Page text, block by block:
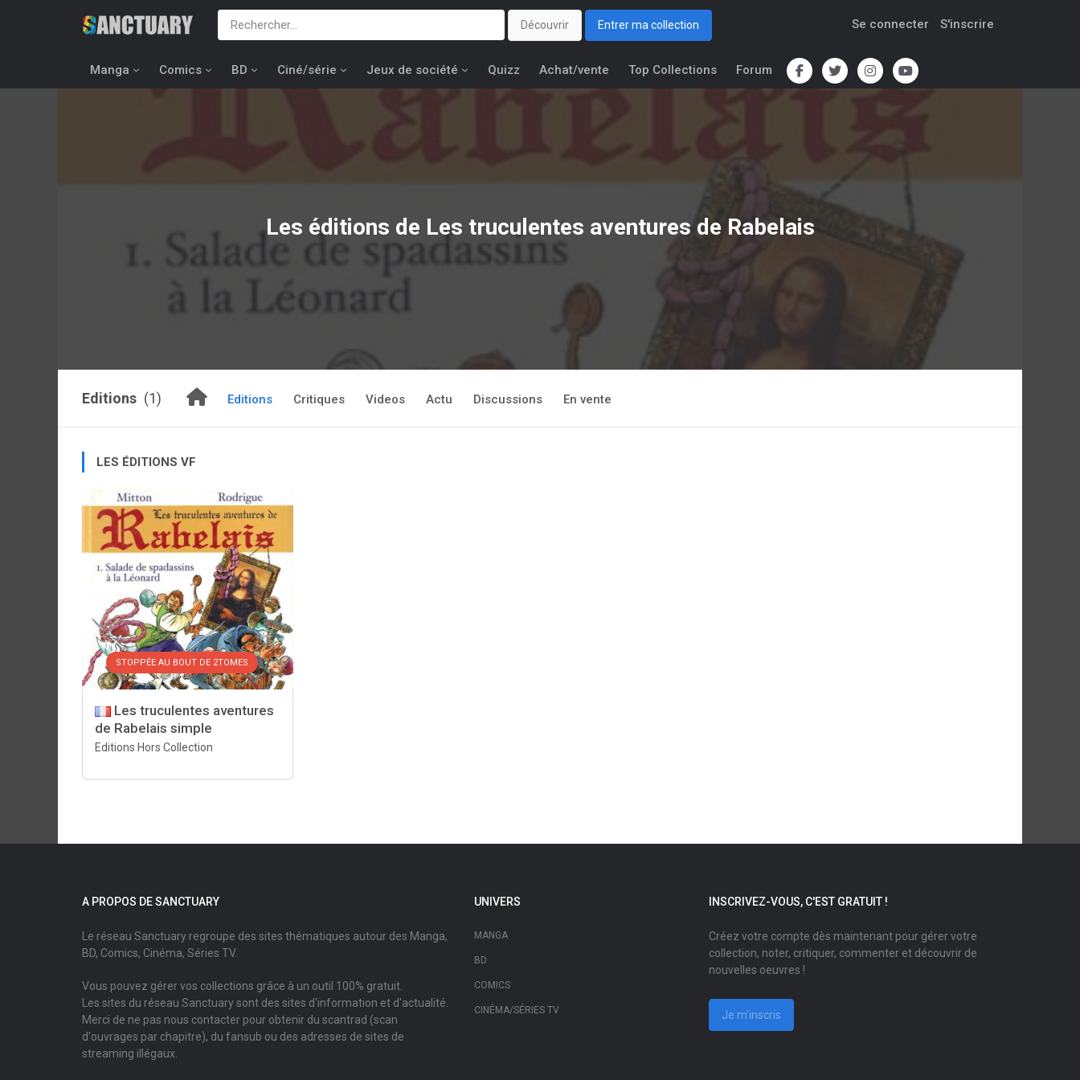
Découvrir Entrer ma collection Se connecter S'inscrire
Manga Comics BD Ciné/série Jeux de société Quizz Achat/vente Top Collections Forum
Les éditions de Les truculentes aventures de Rabelais
Editions (1) Editions Critiques Videos Actu Discussions En vente
LES ÉDITIONS VF
STOPPÉE AU BOUT DE 2TOMES
Les truculentes aventures
de Rabelais simple
Editions Hors Collection
A PROPOS DE SANCTUARY
Le réseau Sanctuary regroupe des sites thématiques autour des Manga,
BD, Comics, Cinéma, Séries TV.
Vous pouvez gérer vos collections grâce à un outil 100% gratuit.
Les sites du réseau Sanctuary sont des sites d'information et d'actualité.
Merci de ne pas nous contacter pour obtenir du scantrad (scan
d'ouvrages par chapitre), du fansub ou des adresses de sites de
streaming illégaux.
UNIVERS
MANGA
BD
COMICS
CINÉMA/SÉRIES TV
INSCRIVEZ-VOUS, C'EST GRATUIT !
Créez votre compte dès maintenant pour gérer votre
collection, noter, critiquer, commenter et découvrir de
nouvelles oeuvres !
Je m'inscris